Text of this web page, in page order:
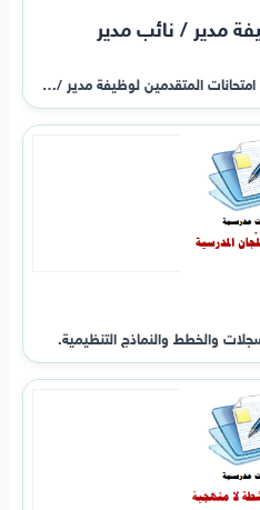
مدير / نائب مدير
امتحانات المتقدمين لوظيفة مدير /…
والخطط والنماذج التنظيمية.